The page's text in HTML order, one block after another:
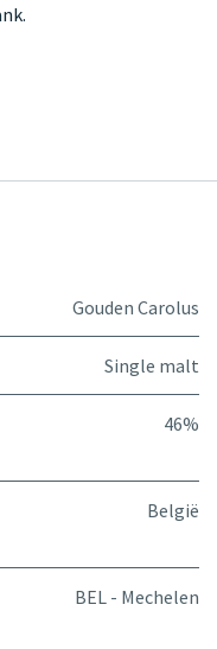
Gouden Carolus
Single malt
46%
België
BEL - Mechelen